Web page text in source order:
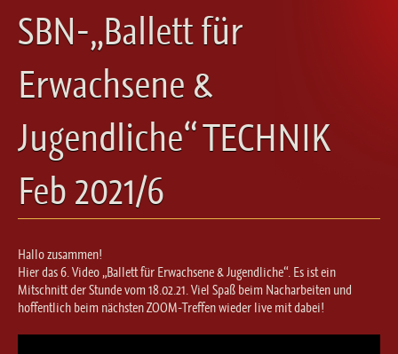
Workshops
Galerie
Kontakt
Ballett für Erwachsene / Jugendliche
Kreative Früherziehung / Kinderballett
Modern / Jazz / Contemporary
SBN-„Ballett für
Erwachsene &
Jugendliche“ TECHNIK
Feb 2021/6
Hallo zusammen!
Hier das 6. Video „Ballett für Erwachsene & Jugendliche“. Es ist ein
Mitschnitt der Stunde vom 18.02.21. Viel Spaß beim Nacharbeiten und
hoffentlich beim nächsten ZOOM-Treffen wieder live mit dabei!